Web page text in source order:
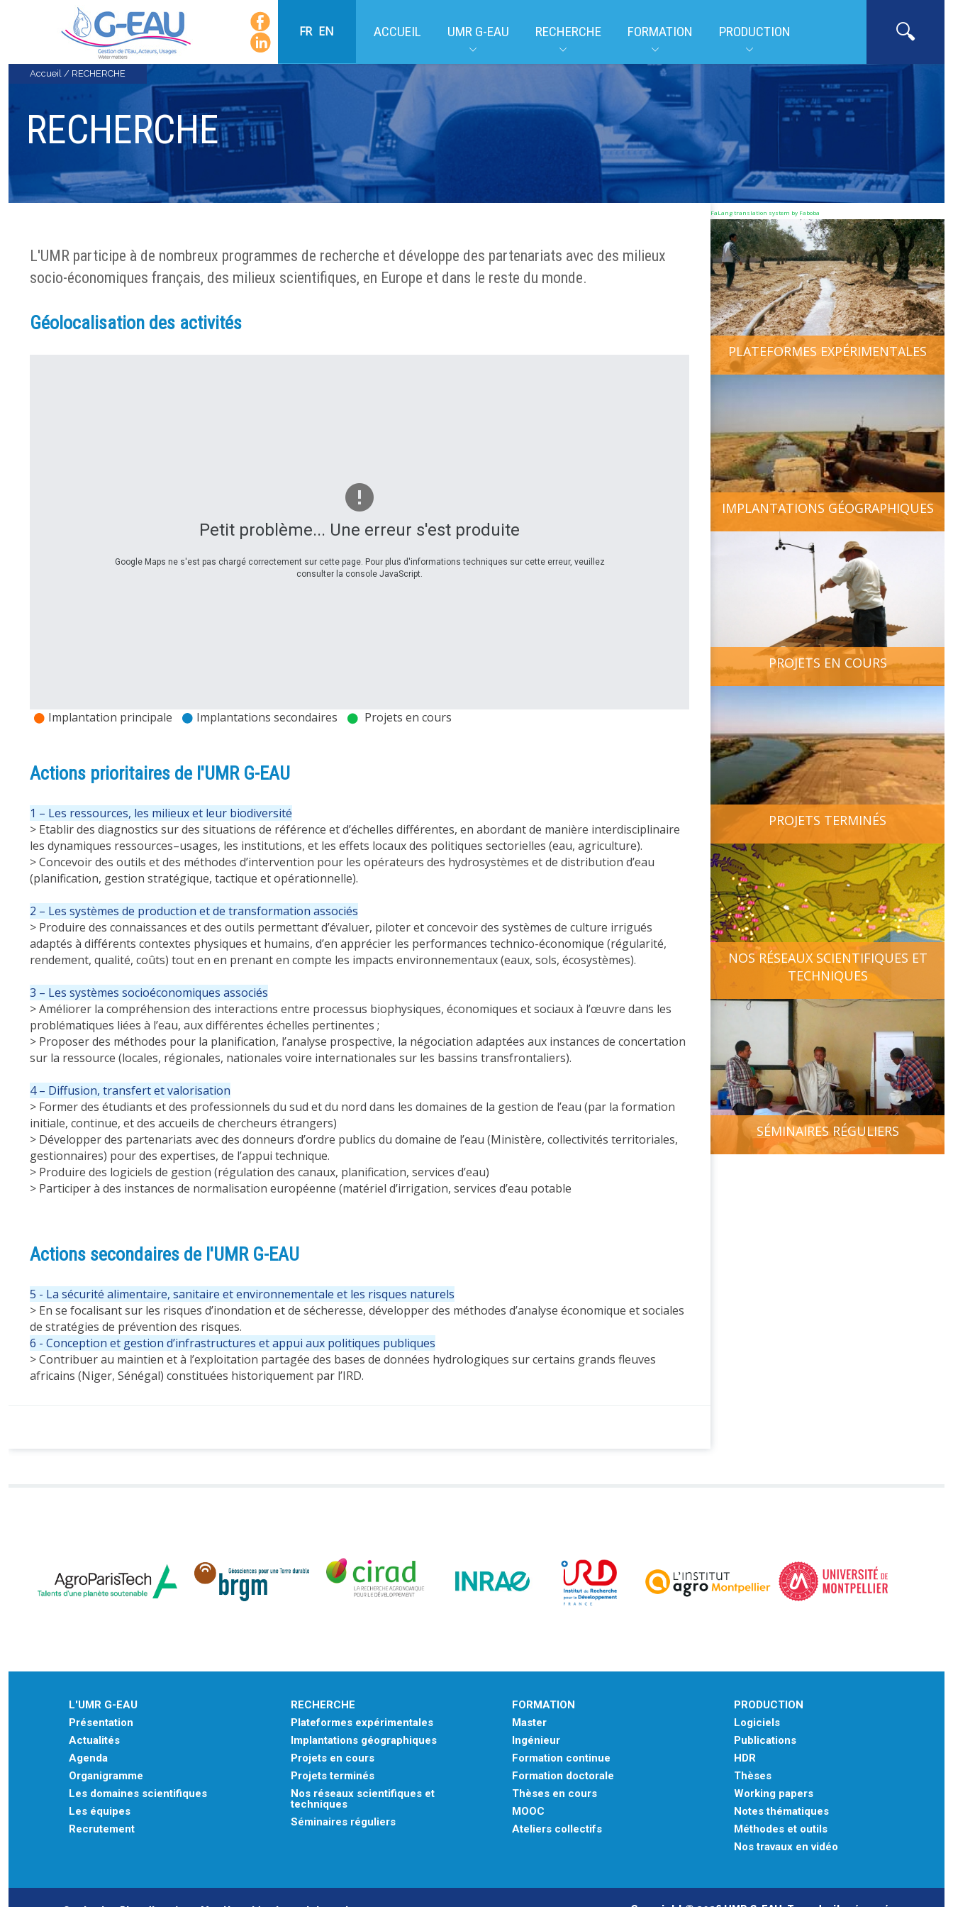
FR EN ACCUEIL UMR G-EAU RECHERCHE FORMATION PRODUCTION
Accueil / RECHERCHE
RECHERCHE
L'UMR participe à de nombreux programmes de recherche et développe des partenariats avec des milieux
socio-économiques français, des milieux scientifiques, en Europe et dans le reste du monde.
Géolocalisation des activités
Petit problème... Une erreur s'est produite
Google Maps ne s'est pas chargé correctement sur cette page. Pour plus d'informations techniques sur cette erreur, veuillez
consulter la console JavaScript.
Implantation principale Implantations secondaires Projets en cours
Actions prioritaires de l'UMR G-EAU
1 – Les ressources, les milieux et leur biodiversité
> Etablir des diagnostics sur des situations de référence et d’échelles différentes, en abordant de manière interdisciplinaire
les dynamiques ressources–usages, les institutions, et les effets locaux des politiques sectorielles (eau, agriculture).
> Concevoir des outils et des méthodes d’intervention pour les opérateurs des hydrosystèmes et de distribution d’eau
(planification, gestion stratégique, tactique et opérationnelle).
2 – Les systèmes de production et de transformation associés
> Produire des connaissances et des outils permettant d’évaluer, piloter et concevoir des systèmes de culture irrigués
adaptés à différents contextes physiques et humains, d’en apprécier les performances technico-économique (régularité,
rendement, qualité, coûts) tout en en prenant en compte les impacts environnementaux (eaux, sols, écosystèmes).
3 – Les systèmes socioéconomiques associés
> Améliorer la compréhension des interactions entre processus biophysiques, économiques et sociaux à l’œuvre dans les
problématiques liées à l’eau, aux différentes échelles pertinentes ;
> Proposer des méthodes pour la planification, l’analyse prospective, la négociation adaptées aux instances de concertation
sur la ressource (locales, régionales, nationales voire internationales sur les bassins transfrontaliers).
4 – Diffusion, transfert et valorisation
> Former des étudiants et des professionnels du sud et du nord dans les domaines de la gestion de l’eau (par la formation
initiale, continue, et des accueils de chercheurs étrangers)
> Développer des partenariats avec des donneurs d’ordre publics du domaine de l’eau (Ministère, collectivités territoriales,
gestionnaires) pour des expertises, de l’appui technique.
> Produire des logiciels de gestion (régulation des canaux, planification, services d’eau)
> Participer à des instances de normalisation européenne (matériel d’irrigation, services d’eau potable
Actions secondaires de l'UMR G-EAU
5 - La sécurité alimentaire, sanitaire et environnementale et les risques naturels
> En se focalisant sur les risques d’inondation et de sécheresse, développer des méthodes d’analyse économique et sociales
de stratégies de prévention des risques.
6 - Conception et gestion d’infrastructures et appui aux politiques publiques
> Contribuer au maintien et à l’exploitation partagée des bases de données hydrologiques sur certains grands fleuves
africains (Niger, Sénégal) constituées historiquement par l’IRD.
FaLang translation system by Faboba
PLATEFORMES EXPÉRIMENTALES
IMPLANTATIONS GÉOGRAPHIQUES
PROJETS EN COURS
PROJETS TERMINÉS
NOS RÉSEAUX SCIENTIFIQUES ET
TECHNIQUES
SÉMINAIRES RÉGULIERS
L'UMR G-EAU
Présentation
Actualités
Agenda
Organigramme
Les domaines scientifiques
Les équipes
Recrutement
RECHERCHE
Plateformes expérimentales
Implantations géographiques
Projets en cours
Projets terminés
Nos réseaux scientifiques et
techniques
Séminaires réguliers
FORMATION
Master
Ingénieur
Formation continue
Formation doctorale
Thèses en cours
MOOC
Ateliers collectifs
PRODUCTION
Logiciels
Publications
HDR
Thèses
Working papers
Notes thématiques
Méthodes et outils
Nos travaux en vidéo